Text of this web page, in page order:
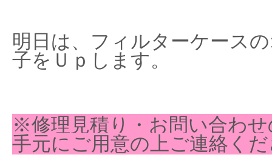
明日は、フィルターケース
子をＵｐします。
※修理見積り・お問い合わ
手元にご用意の上ご連絡く